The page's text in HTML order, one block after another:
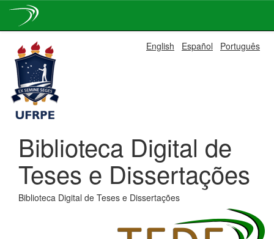
navigation
English Español Português
Biblioteca Digital de
Teses e Dissertações
Biblioteca Digital de Teses e Dissertações